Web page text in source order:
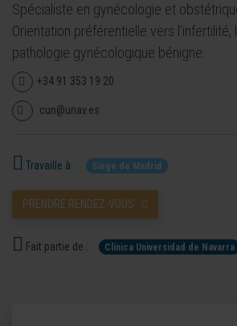
Spécialiste en gynécologie et
Orientation préférentielle vers l’infertilité,
pathologie gynécologique bénigne.
+34 91 353 19 20
cun@unav.es
Travaille à : Siège de Madrid
PRENDRE RENDEZ-VOUS
Fait partie de : Clínica Universidad de Navarra